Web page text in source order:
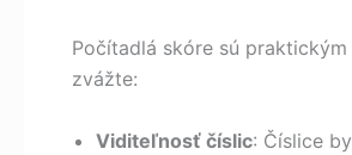
Počítadlá skóre sú
zvážte:
Viditeľnosť číslic: Číslice